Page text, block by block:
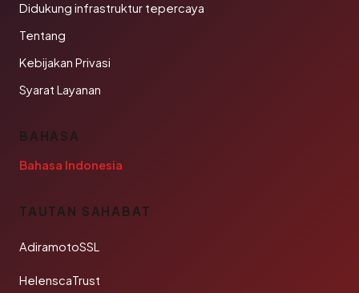
Didukung infrastruktur tepercaya
Tentang
Kebijakan Privasi
Syarat Layanan
BAHASA
Bahasa Indonesia
TAUTAN SAHABAT
AdiramotoSSL
HelenscaTrust